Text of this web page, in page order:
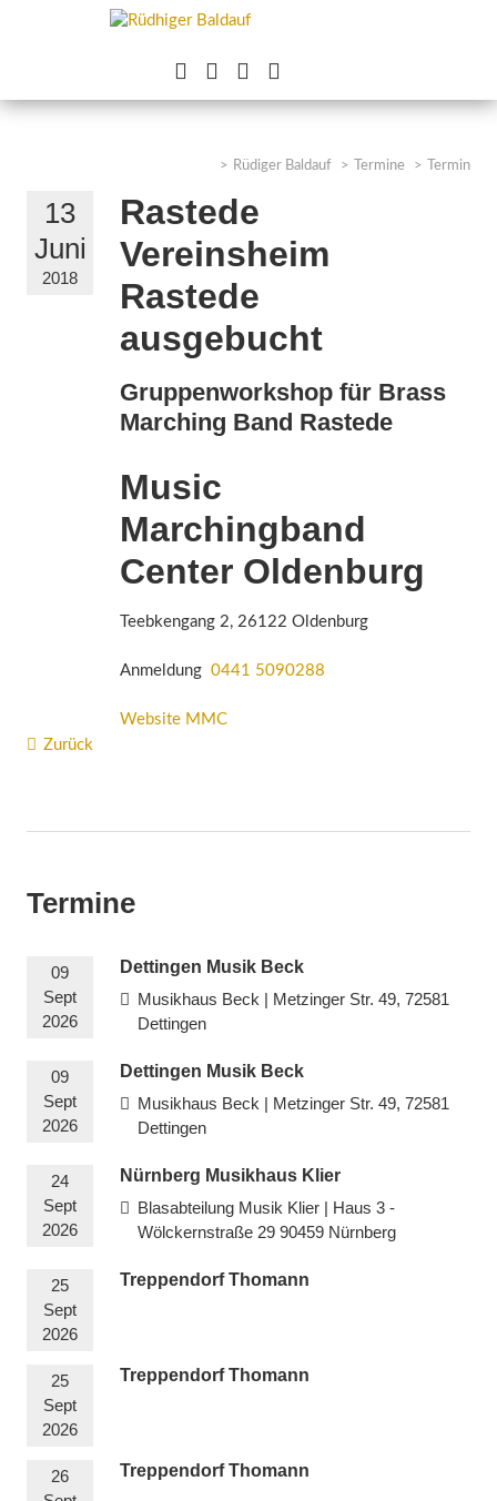
   
Rüdiger Baldauf Termine Termin
13
Juni
2018
Rastede
Vereinsheim
Rastede
ausgebucht
Gruppenworkshop für Brass
Marching Band Rastede
Music
Marchingband
Center Oldenburg
Teebkengang 2, 26122 Oldenburg
Anmeldung 0441 5090288
Website MMC
Zurück
Termine
09
Sept
2026
Dettingen Musik Beck
Musikhaus Beck | Metzinger Str. 49, 72581
Dettingen
09
Sept
2026
Dettingen Musik Beck
Musikhaus Beck | Metzinger Str. 49, 72581
Dettingen
24
Sept
2026
Nürnberg Musikhaus Klier
Blasabteilung Musik Klier | Haus 3 -
Wölckernstraße 29 90459 Nürnberg
25
Sept
2026
Treppendorf Thomann
25
Sept
2026
Treppendorf Thomann
26
Treppendorf Thomann